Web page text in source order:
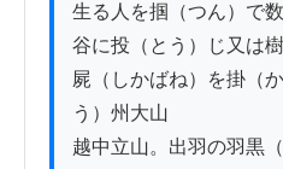
生る人を掴（つん）で
谷に投（とう）じ又は
屍（しかばね）を掛（
う）州大山
越中立山。出羽の羽黒